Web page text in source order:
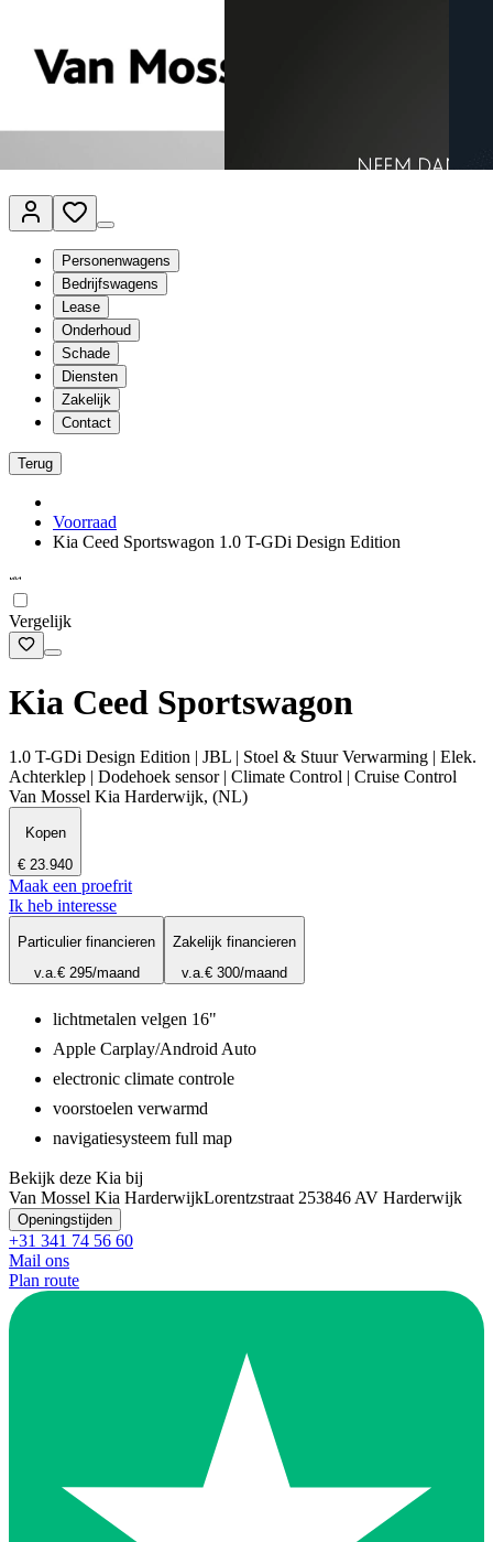
Vestigingen
Werkplaatsplanner
Vacatures
nl- Nederlands
Personenwagens
Bedrijfswagens
Lease
Onderhoud
Schade
Diensten
Zakelijk
Contact
Terug
Voorraad
Kia Ceed Sportswagon 1.0 T-GDi Design Edition
Vergelijk
Kia Ceed Sportswagon
1.0 T-GDi Design Edition | JBL | Stoel & Stuur Verwarming | Elek.
Achterklep | Dodehoek sensor | Climate Control | Cruise Control
Van Mossel Kia Harderwijk, (NL)
Kopen
€ 23.940
Maak een proefrit
Ik heb interesse
Particulier financieren
v.a.€ 295/maand
Zakelijk financieren
v.a.€ 300/maand
lichtmetalen velgen 16"
Apple Carplay/Android Auto
electronic climate controle
voorstoelen verwarmd
navigatiesysteem full map
Bekijk deze Kia bij
Van Mossel Kia HarderwijkLorentzstraat 253846 AV Harderwijk
Openingstijden
+31 341 74 56 60
Mail ons
Plan route